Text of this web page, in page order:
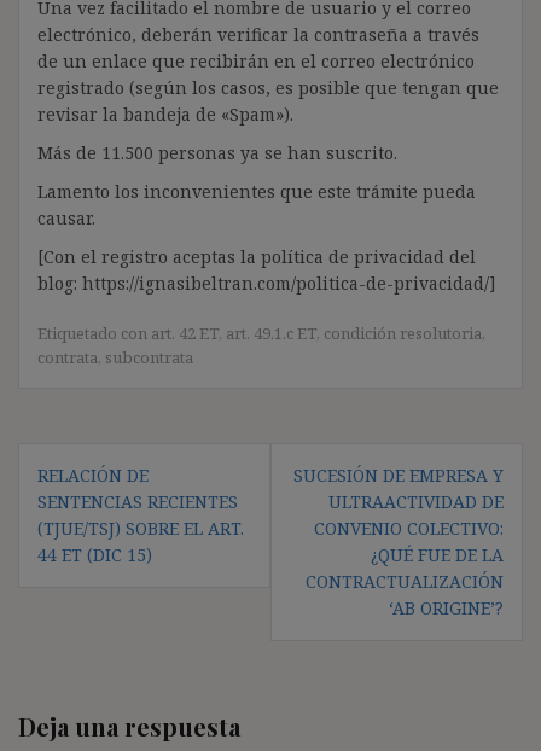
Una vez facilitado el nombre de usuario y el correo
electrónico, deberán verificar la contraseña a través
de un enlace que recibirán en el correo electrónico
registrado (según los casos, es posible que tengan que
revisar la bandeja de «Spam»).
Más de 11.500 personas ya se han suscrito.
Lamento los inconvenientes que este trámite pueda
causar.
[Con el registro aceptas la política de privacidad del
blog: https://ignasibeltran.com/politica-de-privacidad/]
Etiquetado con art. 42 ET, art. 49.1.c ET, condición resolutoria,
contrata, subcontrata
Navegación
de
entradas
RELACIÓN DE
SENTENCIAS RECIENTES
(TJUE/TSJ) SOBRE EL ART.
44 ET (DIC 15)
SUCESIÓN DE EMPRESA Y
ULTRAACTIVIDAD DE
CONVENIO COLECTIVO:
¿QUÉ FUE DE LA
CONTRACTUALIZACIÓN
‘AB ORIGINE’?
Deja una respuesta